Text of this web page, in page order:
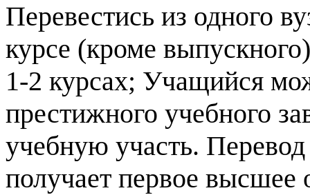
Перевестись из одного
курсе (кроме
1-2 курсах; Учащийся
престижного учебного
учебную участь.
получает первое высшее